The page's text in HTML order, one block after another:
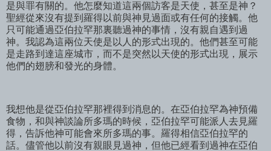
是與罪有關的。他怎麼知道這兩個訪客是天使，甚至是神？
聖經從來沒有提到羅得以前與神見過面或有任何的接觸。他
只可能通過亞伯拉罕那裏聽過神的事情，沒有親自遇到過
神。我認為這兩位天使是以人的形式出現的。他們甚至可能
是走路到達這座城市，而不是突然以天使的形式出現，展示
他們的翅膀和發光的身體。
我想他是從亞伯拉罕那裡得到消息的。在亞伯拉罕為神預備
食物，和與神談論所多瑪的時候，亞伯拉罕可能派人去見羅
得，告訴他神可能會來所多瑪的事。羅得相信亞伯拉罕的
話。儘管他以前沒有親眼見過神，但他已經看到過神在亞伯